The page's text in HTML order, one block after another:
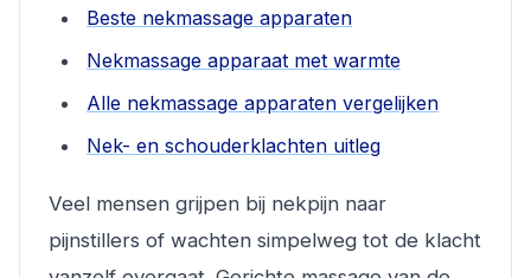
Beste nekmassage apparaten
Nekmassage apparaat met warmte
Alle nekmassage apparaten vergelijken
Nek- en schouderklachten uitleg
Veel mensen grijpen bij nekpijn naar
pijnstillers of wachten simpelweg tot de klacht